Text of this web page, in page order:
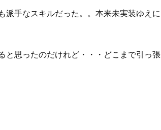
派手なスキルだった。。本来未実装ゆえに
と思ったのだけれど・・・どこまで引っ張